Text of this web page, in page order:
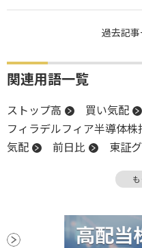
過去記
関連用語一覧
ストップ高 買い気配
フィラデルフィア半導体株
気配
前日比 東証
TOPIX
投資家心理
株価指数
株式分割